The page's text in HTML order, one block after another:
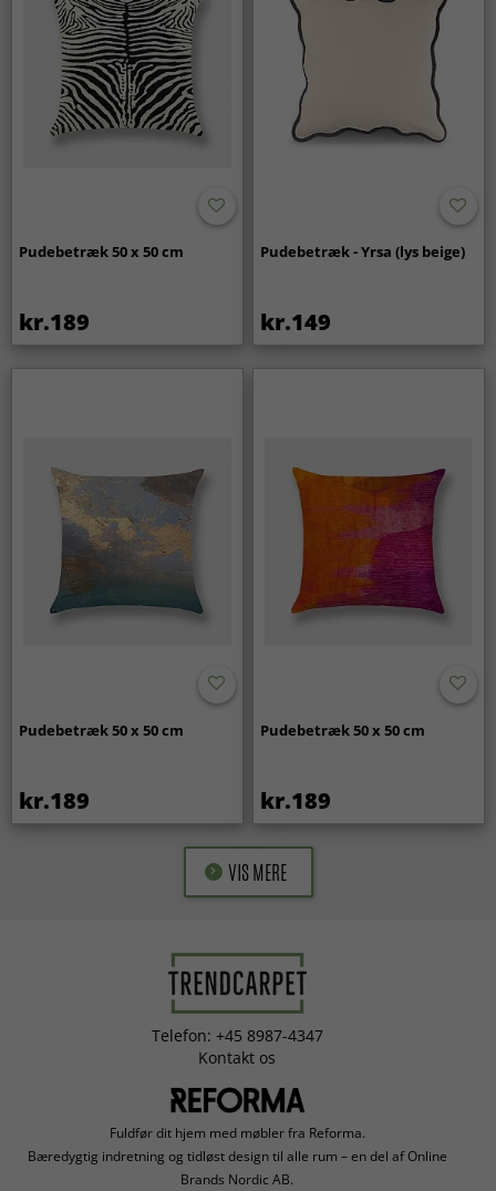
Pudebetræk 50 x 50 cm
kr.189
Pudebetræk - Yrsa (lys beige)
kr.149
Pudebetræk 50 x 50 cm
kr.189
Pudebetræk 50 x 50 cm
kr.189
VIS MERE
Telefon: +45 8987-4347
Kontakt os
Fuldfør dit hjem med møbler fra Reforma.
Bæredygtig indretning og tidløst design til alle rum – en del af Online
Brands Nordic AB.